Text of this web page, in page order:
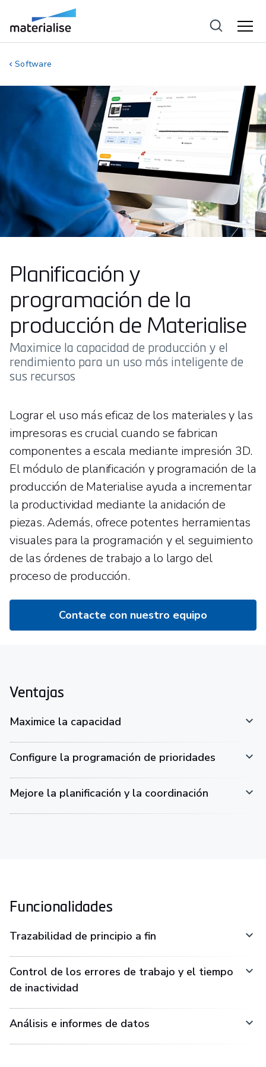
Software
Planificación y
programación de la
producción de Materialise
Maximice la capacidad de producción y el
rendimiento para un uso más inteligente de
sus recursos
Lograr el uso más eficaz de los materiales y las
impresoras es crucial cuando se fabrican
componentes a escala mediante impresión 3D.
El módulo de planificación y programación de la
producción de Materialise ayuda a incrementar
la productividad mediante la anidación de
piezas. Además, ofrece potentes herramientas
visuales para la programación y el seguimiento
de las órdenes de trabajo a lo largo del
proceso de producción.
Contacte con nuestro equipo
Ventajas
Maximice la capacidad
Configure la programación de prioridades
Mejore la planificación y la coordinación
Funcionalidades
Trazabilidad de principio a fin
Control de los errores de trabajo y el tiempo
de inactividad
Análisis e informes de datos